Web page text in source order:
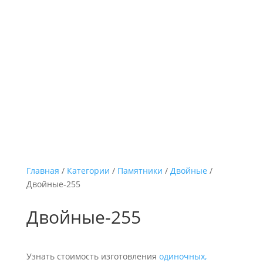
Главная / Категории / Памятники / Двойные /
Двойные-255
Двойные-255
Узнать стоимость изготовления одиночных,